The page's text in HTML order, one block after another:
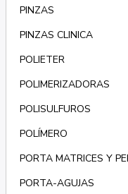
PINZAS
PINZAS CLINICA
POLIETER
POLIMERIZADORAS
POLISULFUROS
POLÍMERO
PORTA MATRICES Y
PORTA-AGUJAS